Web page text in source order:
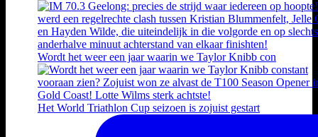
Wordt het weer een jaar waarin we Taylor Knibb con
Het World Triathlon Cup seizoen is zojuist gestart